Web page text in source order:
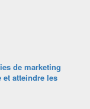
de marketing
atteindre les